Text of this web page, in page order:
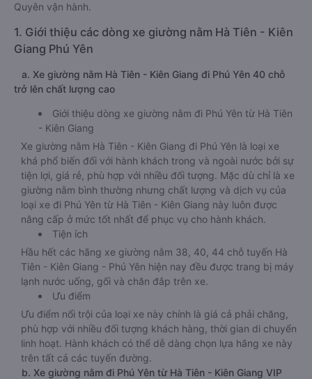
Quyên vận hành.
1. Giới thiệu các dòng xe giường nằm Hà Tiên - Kiên
Giang Phú Yên
a. Xe giường nằm Hà Tiên - Kiên Giang đi Phú Yên 40 chỗ
trở lên chất lượng cao
Giới thiệu dòng xe giường nằm đi Phú Yên từ Hà Tiên
- Kiên Giang
Xe giường nằm Hà Tiên - Kiên Giang đi Phú Yên là loại xe
khá phổ biến đối với hành khách trong và ngoài nước bởi sự
tiện lợi, giá rẻ, phù hợp với nhiều đối tượng. Mặc dù chỉ là xe
giường nằm bình thường nhưng chất lượng và dịch vụ của
loại xe đi Phú Yên từ Hà Tiên - Kiên Giang này luôn được
nâng cấp ở mức tốt nhất để phục vụ cho hành khách.
Tiện ích
Hầu hết các hãng xe giường nằm 38, 40, 44 chỗ tuyến Hà
Tiên - Kiên Giang - Phú Yên hiện nay đều được trang bị máy
lạnh nước uống, gối và chăn đắp trên xe.
Ưu điểm
Ưu điểm nổi trội của loại xe này chính là giá cả phải chăng,
phù hợp với nhiều đối tượng khách hàng, thời gian di chuyển
linh hoạt. Hành khách có thể dễ dàng chọn lựa hãng xe này
trên tất cả các tuyến đường.
b. Xe giường nằm đi Phú Yên từ Hà Tiên - Kiên Giang VIP